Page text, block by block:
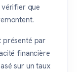
vérifier que
présenté par
financière
sur un taux